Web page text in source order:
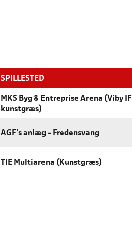
SPILLESTED
MKS Byg & Entreprise Arena (Viby IF
kunstgræs)
AGF's anlæg - Fredensvang
TIE Multiarena (Kunstgræs)